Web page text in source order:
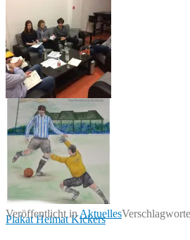
IMG-20180206-
WA0002
IMG-20180117-
WA0001
Plakat Heimat Kickers
Veröffentlicht inAktuelles